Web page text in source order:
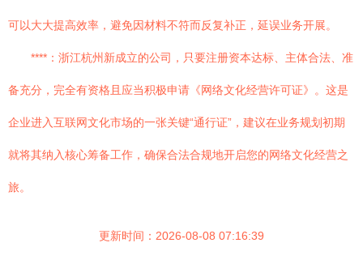
可以大大提高效率，避免因材料不符而反复补正，延误业务开展。
****：浙江杭州新成立的公司，只要注册资本达标、主体合法、准
备充分，完全有资格且应当积极申请《网络文化经营许可证》。这是
企业进入互联网文化市场的一张关键“通行证”，建议在业务规划初期
就将其纳入核心筹备工作，确保合法合规地开启您的网络文化经营之
旅。
更新时间：2026-08-08 07:16:39